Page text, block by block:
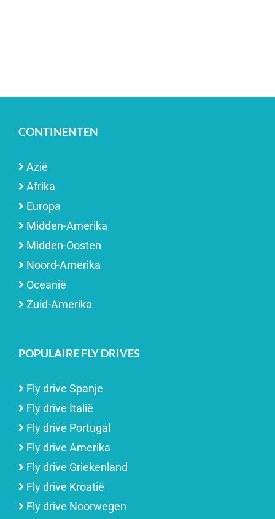
CONTINENTEN
Azië
Afrika
Europa
Midden-Amerika
Midden-Oosten
Noord-Amerika
Oceanië
Zuid-Amerika
POPULAIRE FLY DRIVES
Fly drive Spanje
Fly drive Italië
Fly drive Portugal
Fly drive Amerika
Fly drive Griekenland
Fly drive Kroatië
Fly drive Noorwegen